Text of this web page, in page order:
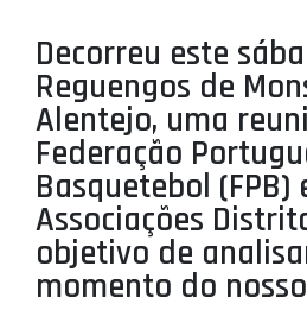
LIGA BETCLIC FEMININA
Decorreu este
Reguengos de
Alentejo, uma
Federação
Basquetebol (FPB)
Associações
objetivo de
momento do